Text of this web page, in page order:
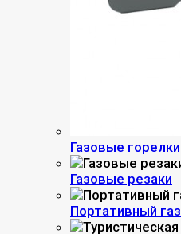
Газовые горелки
Газовые резаки
Портативный газ